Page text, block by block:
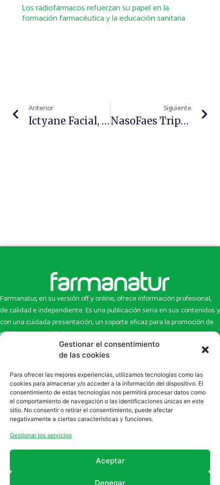
Gestionar el consentimiento
de las cookies
Para ofrecer las mejores experiencias, utilizamos tecnologías como las
cookies para almacenar y/o acceder a la información del dispositivo. El
consentimiento de estas tecnologías nos permitirá procesar datos como
el comportamiento de navegación o las identificaciones únicas en este
sitio. No consentir o retirar el consentimiento, puede afectar
negativamente a ciertas características y funciones.
Gestionar los servicios
Aceptar
Denegar
Los radiofármacos refuerzan su papel en la
formación farmacéutica y la educación sanitaria
Anterior
Ictyane Facial, Hidratación Y Nutrición Para Las Pieles Secas
Siguiente
NasoFaes Triple Acción +, El Remedio Para Frenar La Sequedad Nasal
Farmanatur, en su versión off y online, ofrece información profesional,
de calidad e independiente. Es una publicación seria en sus contenidos y
con una cuidada presentación, un soporte eficaz para la promoción de
productos y novedades.
Inicio
Newsletter
Eco Multimedia
Contacto
Artículos
Escaparate
Enlaces de interés
SUSCRÍBETE A NUESTRO NEWSLETTER
la sección deNewsletter